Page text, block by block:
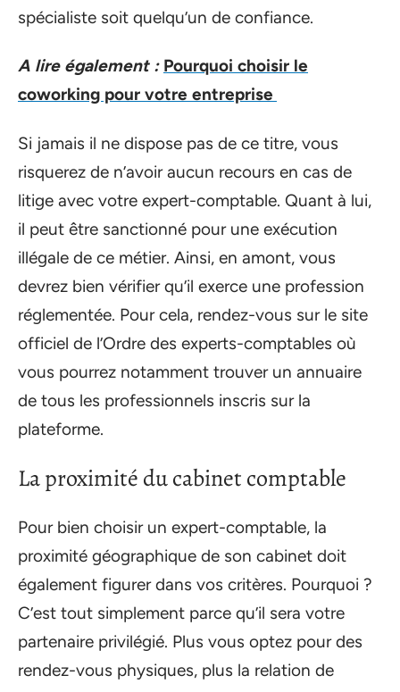
spécialiste soit quelqu’un de confiance.
A lire également : Pourquoi choisir le
coworking pour votre entreprise
Si jamais il ne dispose pas de ce titre, vous
risquerez de n’avoir aucun recours en cas de
litige avec votre expert-comptable. Quant à lui,
il peut être sanctionné pour une exécution
illégale de ce métier. Ainsi, en amont, vous
devrez bien vérifier qu’il exerce une profession
réglementée. Pour cela, rendez-vous sur le site
officiel de l’Ordre des experts-comptables où
vous pourrez notamment trouver un annuaire
de tous les professionnels inscris sur la
plateforme.
La proximité du cabinet comptable
Pour bien choisir un expert-comptable, la
proximité géographique de son cabinet doit
également figurer dans vos critères. Pourquoi ?
C’est tout simplement parce qu’il sera votre
partenaire privilégié. Plus vous optez pour des
rendez-vous physiques, plus la relation de